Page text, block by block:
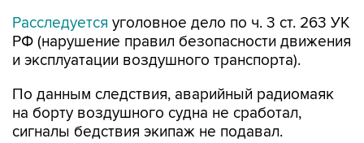
Расследуется уголовное дело по ч. 3 ст. 263 УК
РФ (нарушение правил безопасности движения
и эксплуатации воздушного транспорта).
По данным следствия, аварийный радиомаяк
на борту воздушного судна не сработал,
сигналы бедствия экипаж не подавал.